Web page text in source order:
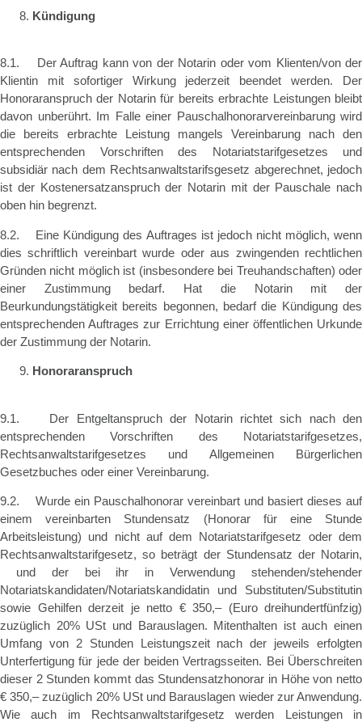
Kündigung
8.1. Der Auftrag kann von der Notarin oder vom Klienten/von der
Klientin mit sofortiger Wirkung jederzeit beendet werden. Der
Honoraranspruch der Notarin für bereits erbrachte Leistungen bleibt
davon unberührt. Im Falle einer Pauschalhonorarvereinbarung wird
die bereits erbrachte Leistung mangels Vereinbarung nach den
entsprechenden Vorschriften des Notariatstarifgesetzes und
subsidiär nach dem Rechtsanwaltstarifsgesetz abgerechnet, jedoch
ist der Kostenersatzanspruch der Notarin mit der Pauschale nach
oben hin begrenzt.
8.2. Eine Kündigung des Auftrages ist jedoch nicht möglich, wenn
dies schriftlich vereinbart wurde oder aus zwingenden rechtlichen
Gründen nicht möglich ist (insbesondere bei Treuhandschaften) oder
einer Zustimmung bedarf. Hat die Notarin mit der
Beurkundungstätigkeit bereits begonnen, bedarf die Kündigung des
entsprechenden Auftrages zur Errichtung einer öffentlichen Urkunde
der Zustimmung der Notarin.
Honoraranspruch
9.1. Der Entgeltanspruch der Notarin richtet sich nach den
entsprechenden Vorschriften des Notariatstarifgesetzes,
Rechtsanwaltstarifgesetzes und Allgemeinen Bürgerlichen
Gesetzbuches oder einer Vereinbarung.
9.2. Wurde ein Pauschalhonorar vereinbart und basiert dieses auf
einem vereinbarten Stundensatz (Honorar für eine Stunde
Arbeitsleistung) und nicht auf dem Notariatstarifgesetz oder dem
Rechtsanwaltstarifgesetz, so beträgt der Stundensatz der Notarin,
und der bei ihr in Verwendung stehenden/stehender
Notariatskandidaten/Notariatskandidatin und Substituten/Substitutin
sowie Gehilfen derzeit je netto € 350,– (Euro dreihundertfünfzig)
zuzüglich 20% USt und Barauslagen. Mitenthalten ist auch einen
Umfang von 2 Stunden Leistungszeit nach der jeweils erfolgten
Unterfertigung für jede der beiden Vertragsseiten. Bei Überschreiten
dieser 2 Stunden kommt das Stundensatzhonorar in Höhe von netto
€ 350,– zuzüglich 20% USt und Barauslagen wieder zur Anwendung.
Wie auch im Rechtsanwaltstarifgesetz werden Leistungen in